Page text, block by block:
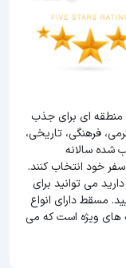
منطقه ای برای جذب
فرهنگی، تاریخی،
شده سالانه
خود انتخاب کنند.
می توانید برای
مسقط دارای انواع
های ویژه است که می